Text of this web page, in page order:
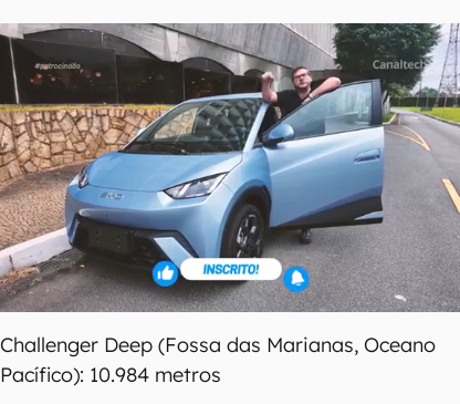
Challenger Deep (Fossa das Marianas, Oceano
Pacífico): 10.984 metros